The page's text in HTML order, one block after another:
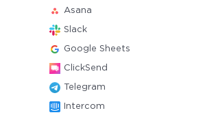
Asana
Slack
Google Sheets
ClickSend
Telegram
Intercom